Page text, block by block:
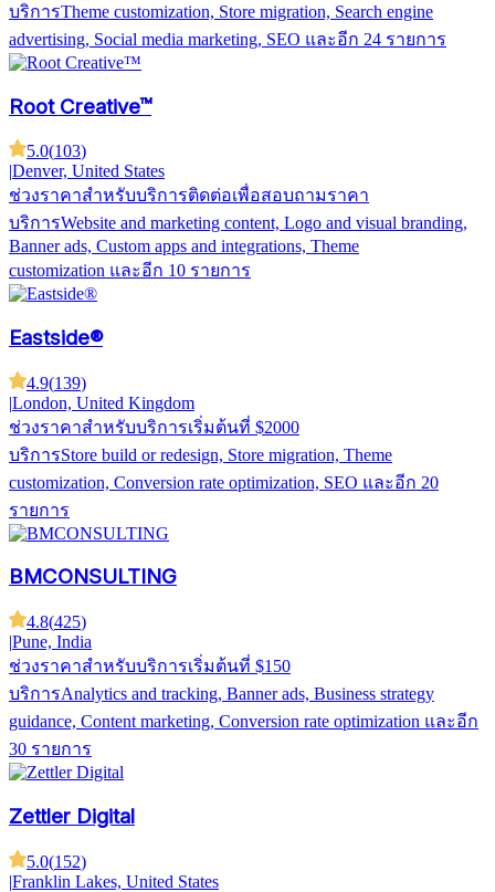
บริการTheme customization, Store migration, Search engine
advertising, Social media marketing, SEO และอีก 24 รายการ
Root Creative™
5.0(103)
|Denver, United States
ช่วงราคาสำหรับบริการติดต่อเพื่อสอบถามราคา
บริการWebsite and marketing content, Logo and visual branding,
Banner ads, Custom apps and integrations, Theme
customization และอีก 10 รายการ
Eastside®
4.9(139)
|London, United Kingdom
ช่วงราคาสำหรับบริการเริ่มต้นที่ $2000
บริการStore build or redesign, Store migration, Theme
customization, Conversion rate optimization, SEO และอีก 20
รายการ
BMCONSULTING
4.8(425)
|Pune, India
ช่วงราคาสำหรับบริการเริ่มต้นที่ $150
บริการAnalytics and tracking, Banner ads, Business strategy
guidance, Content marketing, Conversion rate optimization และอีก
30 รายการ
Zettler Digital
5.0(152)
|Franklin Lakes, United States